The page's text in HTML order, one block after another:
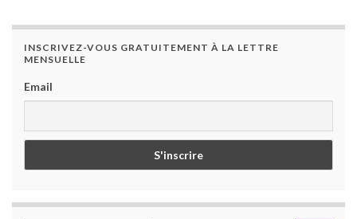
INSCRIVEZ-VOUS GRATUITEMENT À LA LETTRE
MENSUELLE
Email